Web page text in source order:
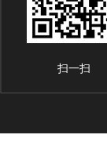
扫一扫